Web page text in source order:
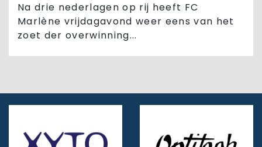
Na drie nederlagen op rij heeft FC
Marlène vrijdagavond weer eens van het
zoet der overwinning...